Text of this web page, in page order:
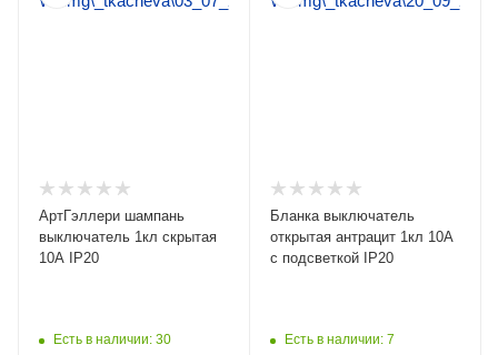
АртГэллери шампань
выключатель 1кл скрытая
10А IP20
Есть в наличии: 30
Бланка выключатель
открытая антрацит 1кл 10А
с подсветкой IP20
Есть в наличии: 7